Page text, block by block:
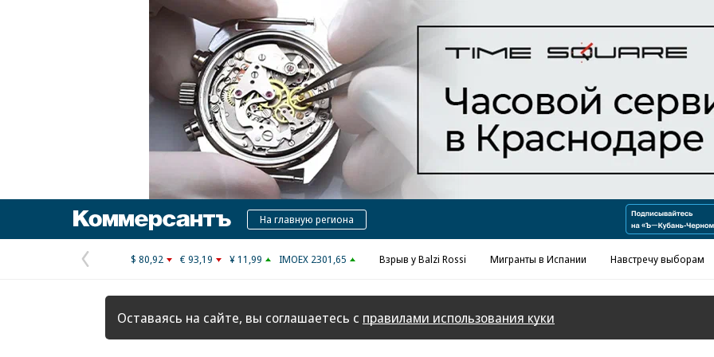
Реклама в «Ъ» www.kommersant.ru/ad
КоммерсантъНа главную региона
Предыдущая
страница
$ 80,92 € 93,19 ¥ 11,99 IMOEX 2301,65 Взрыв у Balzi Rossi Мигранты в Испании Навстречу выборам
Оставаясь на сайте, вы соглашаетесь с правилами использования куки